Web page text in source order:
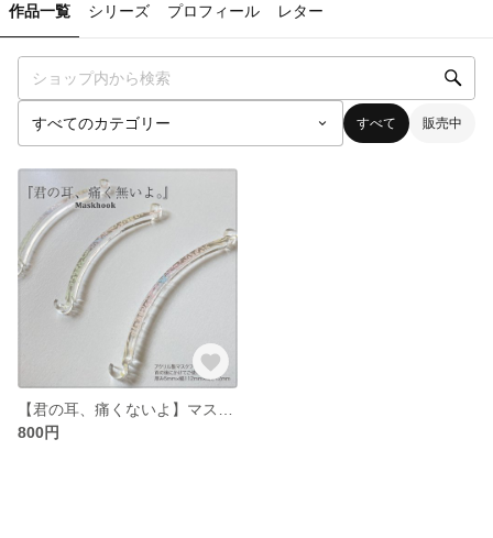
作品一覧 シリーズ プロフィール レター
すべて 販売中
800円